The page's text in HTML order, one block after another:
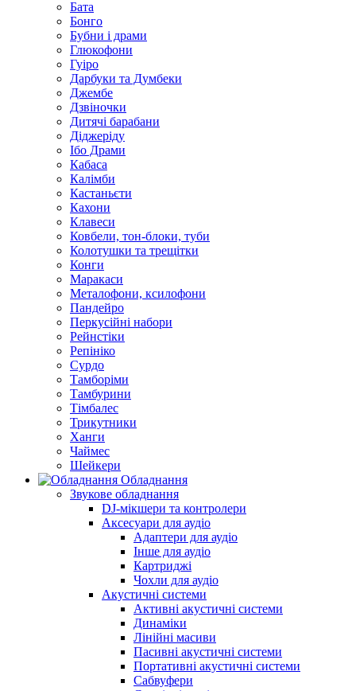
Бата
Бонго
Бубни і драми
Глюкофони
Гуіро
Дарбуки та Думбеки
Джембе
Дзвіночки
Дитячі барабани
Діджеріду
Ібо Драми
Кабаса
Калімби
Кастаньєти
Кахони
Клавеси
Ковбели, тон-блоки, туби
Колотушки та трещітки
Конги
Маракаси
Металофони, ксилофони
Пандейро
Перкусійні набори
Рейнстіки
Репініко
Сурдо
Тамборіми
Тамбурини
Тімбалес
Трикутники
Ханги
Чаймес
Шейкери
Обладнання
Звукове обладнання
DJ-мікшери та контролери
Аксесуари для аудіо
Адаптери для аудіо
Інше для аудіо
Картриджі
Чохли для аудіо
Акустичні системи
Активні акустичні системи
Динаміки
Лінійні масиви
Пасивні акустичні системи
Портативні акустичні системи
Сабвуфери